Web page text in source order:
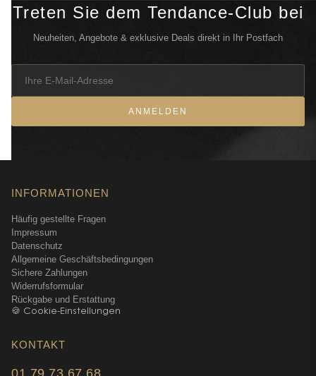
Treten Sie dem Tendance-Club bei
Neuheiten, Angebote & exklusive Deals direkt in Ihr Postfach
ANMELDEN
INFORMATIONEN
Häufig gestellte Fragen
Impressum
Datenschutz
Allgemeine Geschäftsbedingungen
Sichere Zahlungen
Widerrufsformular
Rückgabe und Erstattung
🍪 Cookie-Einstellungen
KONTAKT
01 79 73 67 68